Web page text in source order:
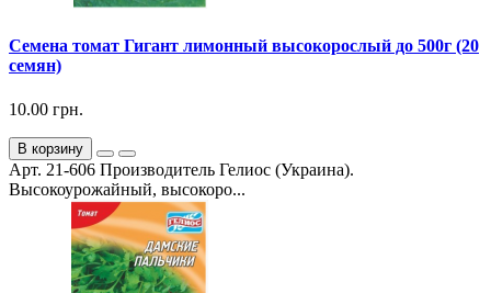
Семена томат Гигант лимонный высокорослый до 500г (20
семян)
10.00 грн.
В корзину
Арт. 21-606 Производитель Гелиос (Украина).
Высокоурожайный, высокоро...